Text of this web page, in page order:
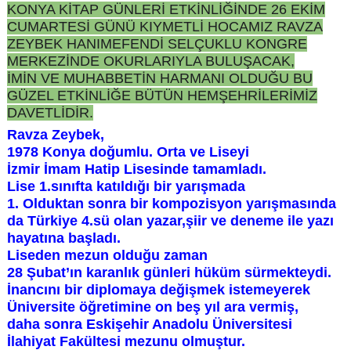
KONYA KİTAP GÜNLERİ ETKİNLİĞİNDE 26 EKİM
CUMARTESİ GÜNÜ KIYMETLİ HOCAMIZ RAVZA
ZEYBEK HANIMEFENDİ SELÇUKLU KONGRE
MERKEZİNDE OKURLARIYLA BULUŞACAK,
İMİN VE MUHABBETİN HARMANI OLDUĞU BU
GÜZEL ETKİNLİĞE BÜTÜN HEMŞEHRİLERİMİZ
DAVETLİDİR.
Ravza Zeybek,
1978 Konya doğumlu. Orta ve Liseyi
İzmir İmam Hatip Lisesinde tamamladı.
Lise 1.sınıfta katıldığı bir yarışmada
1. Olduktan sonra bir kompozisyon yarışmasında
da Türkiye 4.sü olan yazar,şiir ve deneme ile yazı
hayatına başladı.
Liseden mezun olduğu zaman
28 Şubat’ın karanlık günleri hüküm sürmekteydi.
İnancını bir diplomaya değişmek istemeyerek
Üniversite öğretimine on beş yıl ara vermiş,
daha sonra Eskişehir Anadolu Üniversitesi
İlahiyat Fakültesi mezunu olmuştur.